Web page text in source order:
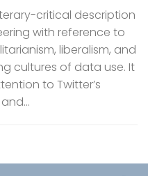
critical description
with reference to
liberalism, and
cultures of data use. It
to Twitter’s